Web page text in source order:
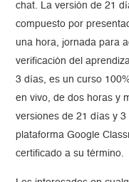
chat. La versión de 21
compuesto por
una hora, jornada para
verificación del
3 d ías, es un curso
en vivo, de dos horas y
versiones de 21 días y
plataforma Google
certificado a su término.